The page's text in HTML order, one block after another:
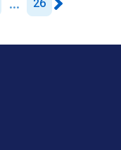
... 26